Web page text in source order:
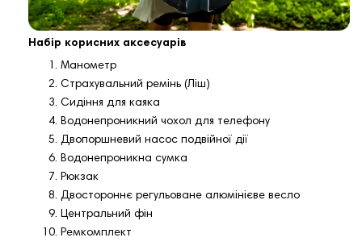
Набір корисних аксесуарів
Манометр
Страхувальний ремінь (Ліш)
Сидіння для каяка
Водонепроникний чохол для телефону
Двопоршневий насос подвійної дії
Водонепроникна сумка
Рюкзак
Двостороннє регульоване алюмінієве весло
Центральний фін
Ремкомплект